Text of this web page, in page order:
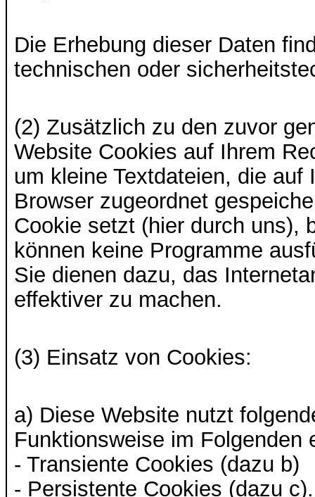
Die Erhebung dieser Daten
technischen oder
(2) Zusätzlich zu den zuvor
Website Cookies auf Ihrem
um kleine Textdateien, die
Browser zugeordnet
Cookie setzt (hier durch uns),
können keine Programme
Sie dienen dazu, das
effektiver zu machen.
(3) Einsatz von Cookies:
a) Diese Website nutzt
Funktionsweise im Folgenden
- Transiente Cookies (dazu b)
- Persistente Cookies (dazu c).